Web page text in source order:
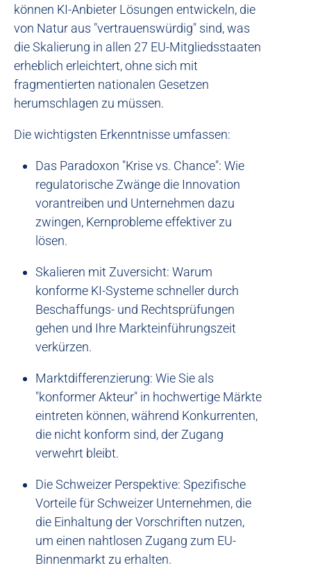
können KI-Anbieter Lösungen entwickeln, die
von Natur aus "vertrauenswürdig" sind, was
die Skalierung in allen 27 EU-Mitgliedsstaaten
erheblich erleichtert, ohne sich mit
fragmentierten nationalen Gesetzen
herumschlagen zu müssen.
Die wichtigsten Erkenntnisse umfassen:
Das Paradoxon "Krise vs. Chance": Wie
regulatorische Zwänge die Innovation
vorantreiben und Unternehmen dazu
zwingen, Kernprobleme effektiver zu
lösen.
Skalieren mit Zuversicht: Warum
konforme KI-Systeme schneller durch
Beschaffungs- und Rechtsprüfungen
gehen und Ihre Markteinführungszeit
verkürzen.
Marktdifferenzierung: Wie Sie als
"konformer Akteur" in hochwertige Märkte
eintreten können, während Konkurrenten,
die nicht konform sind, der Zugang
verwehrt bleibt.
Die Schweizer Perspektive: Spezifische
Vorteile für Schweizer Unternehmen, die
die Einhaltung der Vorschriften nutzen,
um einen nahtlosen Zugang zum EU-
Binnenmarkt zu erhalten.